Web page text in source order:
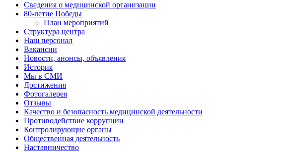
Сведения о медицинской организации
80-летие Победы
План мероприятий
Структура центра
Наш персонал
Вакансии
Новости, анонсы, объявления
История
Мы в СМИ
Достижения
Фотогалерея
Отзывы
Качество и безопасность медицинской деятельности
Противодействие коррупции
Контролирующие органы
Общественная деятельность
Наставничество